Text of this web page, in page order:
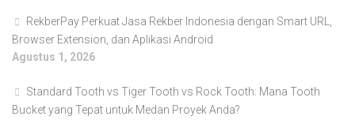
RekberPay Perkuat Jasa Rekber Indonesia dengan Smart URL,
Browser Extension, dan Aplikasi Android
Agustus 1, 2026
Standard Tooth vs Tiger Tooth vs Rock Tooth: Mana Tooth
Bucket yang Tepat untuk Medan Proyek Anda?